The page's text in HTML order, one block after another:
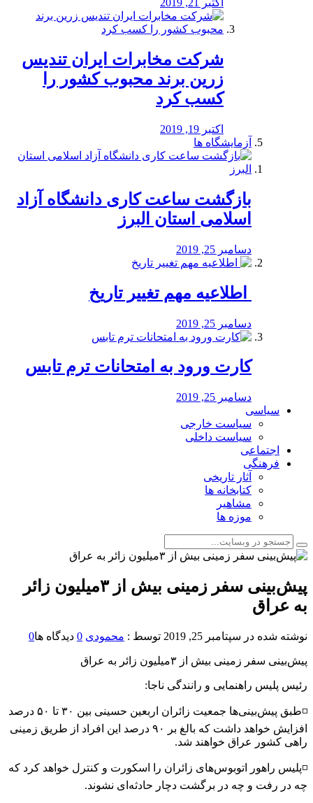
اکتبر 21, 2019
شرکت مخابرات ایران تندیس
زرین برند محبوب کشور را
کسب کرد
اکتبر 19, 2019
آزمایشگاه ها
بازگشت ساعت کاری دانشگاه آزاد
اسلامی استان البرز
دسامبر 25, 2019
️ اطلاعیه مهم تغییر تاریخ
دسامبر 25, 2019
کارت ورود به امتحانات ترم تابس
دسامبر 25, 2019
سیاسی
سیاست خارجی
سیاست داخلی
اجتماعی
فرهنگی
آثار تاریخی
کتابخانه ها
مشاهیر
موزه ها
پیش‌بینی سفر زمینی بیش از ۳میلیون زائر
به عراق
نوشته شده در سپتامبر 25, 2019 توسط : محمودی 0 دیدگاه ها0
پیش‌بینی سفر زمینی بیش از ۳میلیون زائر به عراق
رئیس پلیس راهنمایی و رانندگی ناجا:
◽️طبق پیش‌بینی‌ها جمعیت زائران اربعین حسینی بین ۳۰ تا ۵۰ درصد
افزایش خواهد داشت که بالغ بر ۹۰ درصد این افراد از طریق زمینی
راهی کشور عراق خواهند شد.
◽️پلیس راهور اتوبوس‌های زائران را اسکورت و کنترل خواهد کرد که
چه در رفت و چه در برگشت دچار حادثه‌ای نشوند.